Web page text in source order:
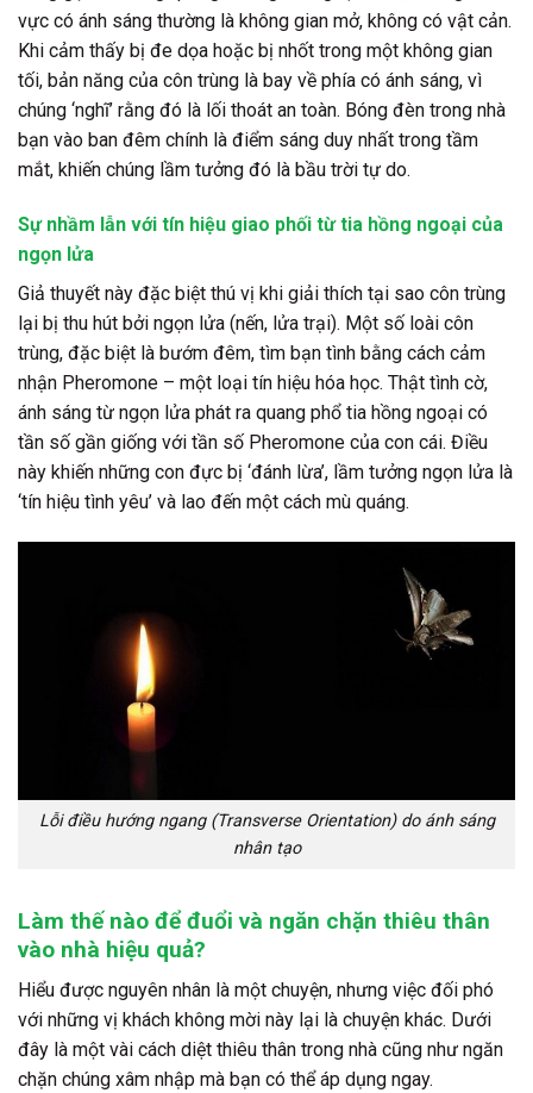
vực có ánh sáng thường là không gian mở, không có vật cản.
Khi cảm thấy bị đe dọa hoặc bị nhốt trong một không gian
tối, bản năng của côn trùng là bay về phía có ánh sáng, vì
chúng ‘nghĩ’ rằng đó là lối thoát an toàn. Bóng đèn trong nhà
bạn vào ban đêm chính là điểm sáng duy nhất trong tầm
mắt, khiến chúng lầm tưởng đó là bầu trời tự do.
Sự nhầm lẫn với tín hiệu giao phối từ tia hồng ngoại của
ngọn lửa
Giả thuyết này đặc biệt thú vị khi giải thích tại sao côn trùng
lại bị thu hút bởi ngọn lửa (nến, lửa trại). Một số loài côn
trùng, đặc biệt là bướm đêm, tìm bạn tình bằng cách cảm
nhận Pheromone – một loại tín hiệu hóa học. Thật tình cờ,
ánh sáng từ ngọn lửa phát ra quang phổ tia hồng ngoại có
tần số gần giống với tần số Pheromone của con cái. Điều
này khiến những con đực bị ‘đánh lừa’, lầm tưởng ngọn lửa là
‘tín hiệu tình yêu’ và lao đến một cách mù quáng.
Lỗi điều hướng ngang (Transverse Orientation) do ánh sáng
nhân tạo
Làm thế nào để đuổi và ngăn chặn thiêu thân
vào nhà hiệu quả?
Hiểu được nguyên nhân là một chuyện, nhưng việc đối phó
với những vị khách không mời này lại là chuyện khác. Dưới
đây là một vài cách diệt thiêu thân trong nhà cũng như ngăn
chặn chúng xâm nhập mà bạn có thể áp dụng ngay.